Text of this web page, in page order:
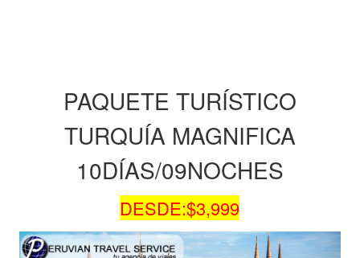
PAQUETE TURÍSTICO
TURQUÍA MAGNIFICA
10DÍAS/09NOCHES
DESDE:$3,999